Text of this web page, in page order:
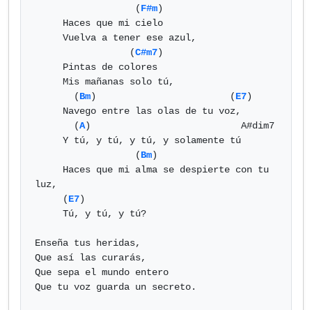
                  (
F#m)
                 (
C#m7)
       (
Bm)                        (E7)
       (
A)                           A#dim7
                  (
Bm)
luz,
     (
E7)
Enseña tus heridas,
Que así las curarás,
Que sepa el mundo entero
Que tu voz guarda un secreto.